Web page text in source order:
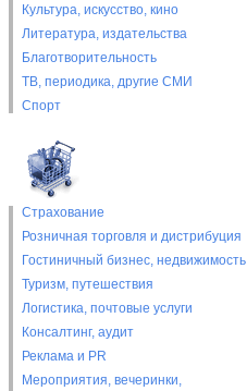
Культура, искусство, кино
Литература, издательства
Благотворительность
ТВ, периодика, другие СМИ
Спорт
Страхование
Розничная торговля и дистрибуция
Гостиничный бизнес, недвижимость
Туризм, путешествия
Логистика, почтовые услуги
Консалтинг, аудит
Реклама и PR
Мероприятия, вечеринки,